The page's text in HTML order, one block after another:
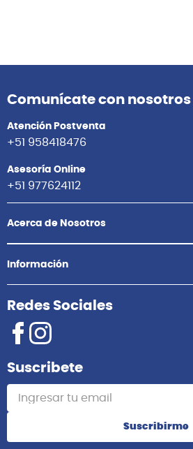
GSF50 BR CORREA GUITARRA
IBANEZ
Agregar
Comunícate con nosotros
+51 958418476
Asesoría Online
+51 977624112
Acerca de Nosotros